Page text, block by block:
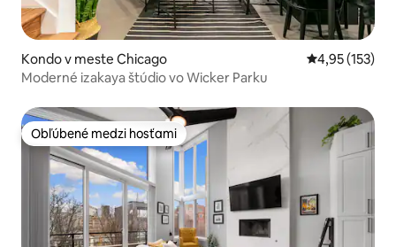
Kondo v meste Chicago Priemerné
4,95 (153)
Moderné izakaya štúdio vo Wicker Parku
Obľúbené medzi hosťami
Obľúbené medzi hosťami